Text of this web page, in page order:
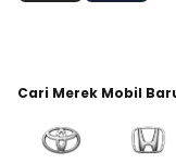
Cari Merek Mobil